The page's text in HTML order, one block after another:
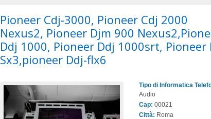
Pioneer Cdj-3000, Pioneer Cdj 2000
Nexus2, Pioneer Djm 900
Ddj 1000, Pioneer Ddj 1000srt, Pioneer
Sx3,pioneer Ddj-flx6
Tipo di Informatica
Audio
Cap: 00021
Città: Roma